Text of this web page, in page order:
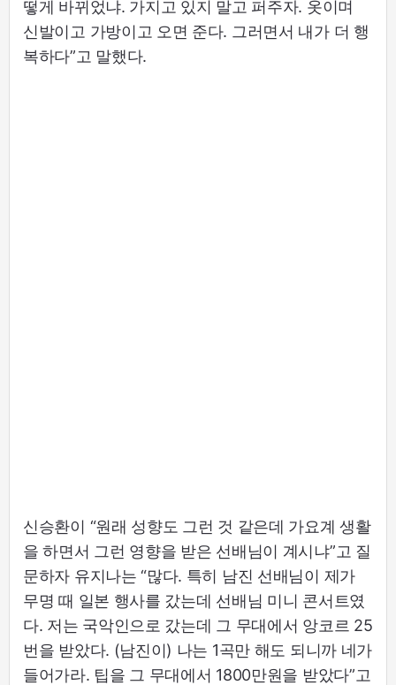
떻게 바뀌었냐. 가지고 있지 말고 퍼주자. 옷이며
신발이고 가방이고 오면 준다. 그러면서 내가 더 행
복하다”고 말했다.
신승환이 “원래 성향도 그런 것 같은데 가요계 생활
을 하면서 그런 영향을 받은 선배님이 계시냐”고 질
문하자 유지나는 “많다. 특히 남진 선배님이 제가
무명 때 일본 행사를 갔는데 선배님 미니 콘서트였
다. 저는 국악인으로 갔는데 그 무대에서 앙코르 25
번을 받았다. (남진이) 나는 1곡만 해도 되니까 네가
들어가라. 팁을 그 무대에서 1800만원을 받았다”고